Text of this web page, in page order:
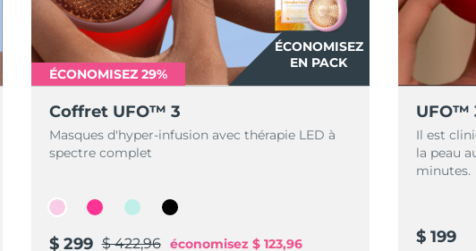
ÉCONOMISEZ
EN PACK
ÉCONOMISEZ 29%
Coffret UFO™ 3
Masques d'hyper-infusion avec thérapie LED à
spectre complet
$ 299 $ 422,96 économisez $ 123,96
UFO™
Il est
la peau
minutes.
$ 199